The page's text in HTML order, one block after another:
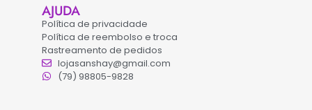
AJUDA
Política de privacidade
Política de reembolso e troca
Rastreamento de pedidos
lojasanshay@gmail.com
(79) 98805-9828